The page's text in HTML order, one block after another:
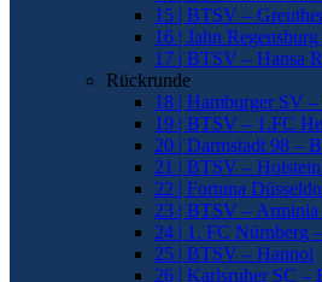
15 | BTSV –
16 | Jahn
17 | BTSV – Hansa
Rückrunde
18 | Hamburger SV
19 | BTSV – 1.FC
20 | Darmstadt 98 –
21 | BTSV –
22 | Fortuna
23 | BTSV – Arminia
24 | 1. FC Nürnberg
25 | BTSV – Hannoi
26 | Karlsruher SC –